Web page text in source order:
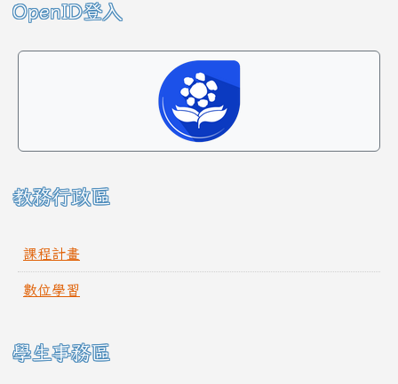
左邊區域內容
OpenID登入
教務行政區
課程計畫
數位學習
學生事務區